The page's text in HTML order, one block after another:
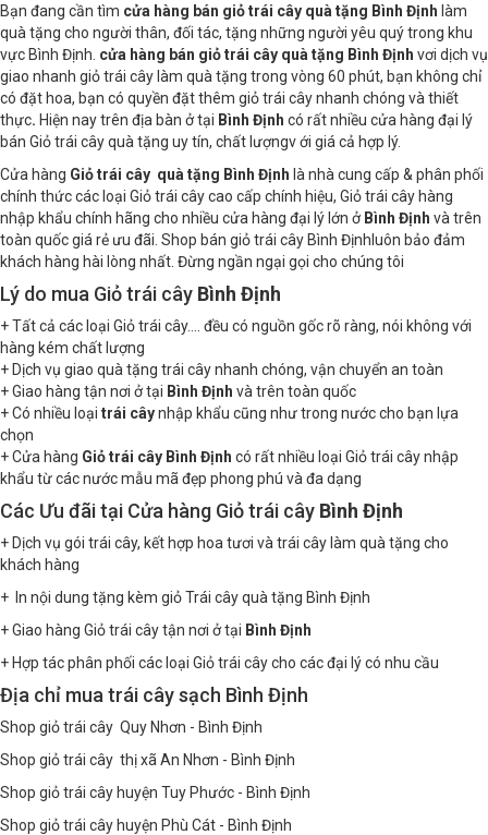
Bạn đang cần tìm cửa hàng bán giỏ trái cây quà tặng Bình Định làm
quà tặng cho người thân, đối tác, tặng những người yêu quý trong khu
vực Bình Định. cửa hàng bán giỏ trái cây quà tặng Bình Định vơi dịch vụ
giao nhanh giỏ trái cây làm quà tặng trong vòng 60 phút, bạn không chỉ
có đặt hoa, bạn có quyền đặt thêm giỏ trái cây nhanh chóng và thiết
thực. Hiện nay trên địa bàn ở tại Bình Định có rất nhiều cửa hàng đại lý
bán Giỏ trái cây quà tặng uy tín, chất lượngv ới giá cả hợp lý.
Cửa hàng Giỏ trái cây quà tặng Bình Định là nhà cung cấp & phân phối
chính thức các loại Giỏ trái cây cao cấp chính hiệu, Giỏ trái cây hàng
nhập khẩu chính hãng cho nhiều cửa hàng đại lý lớn ởBình Định và trên
toàn quốc giá rẻ ưu đãi. Shop bán giỏ trái cây Bình Địnhluôn bảo đảm
khách hàng hài lòng nhất. Đừng ngần ngại gọi cho chúng tôi
Lý do mua Giỏ trái cây Bình Định
+ Tất cả các loại Giỏ trái cây.... đều có nguồn gốc rõ ràng, nói không với
hàng kém chất lượng
+ Dịch vụ giao quà tặng trái cây nhanh chóng, vận chuyển an toàn
+ Giao hàng tận nơi ở tại Bình Định và trên toàn quốc
+ Có nhiều loại trái câynhập khẩu cũng như trong nước cho bạn lựa
chọn
+ Cửa hàng Giỏ trái cây Bình Định có rất nhiều loại Giỏ trái cây nhập
khẩu từ các nước mẫu mã đẹp phong phú và đa dạng
Các Ưu đãi tại Cửa hàng Giỏ trái cây Bình Định
+ Dịch vụ gói trái cây, kết hợp hoa tươi và trái cây làm quà tặng cho
khách hàng
+ In nội dung tặng kèm giỏ Trái cây quà tặng Bình Định
+ Giao hàng Giỏ trái cây tận nơi ở tại Bình Định
+ Hợp tác phân phối các loại Giỏ trái cây cho các đại lý có nhu cầu
Địa chỉ mua trái cây sạch Bình Định
Shop giỏ trái cây Quy Nhơn - Bình Định
Shop giỏ trái cây thị xã An Nhơn - Bình Định
Shop giỏ trái cây huyện Tuy Phước - Bình Định
Shop giỏ trái cây huyện Phù Cát - Bình Định